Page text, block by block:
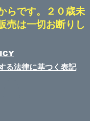
らです。２０歳未
売は一切お断りし
る法律​に基つく表記